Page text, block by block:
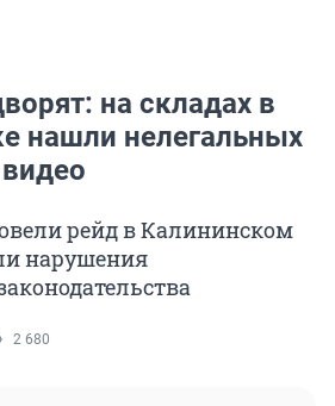
на складах в
нашли нелегальных
рейд в Калининском
нарушения
2 680